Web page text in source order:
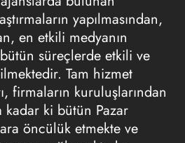
yapılmasından,
en etkili medyanın
süreçlerde etkili ve
Tam hizmet
, firmaların kuruluşlarından
kadar ki bütün Pazar
öncülük etmekte ve